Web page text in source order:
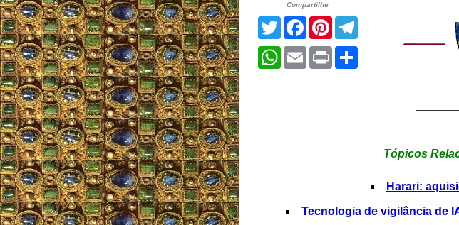
Compartilhe
TwitterFacebook
PinterestTelegram
WhatsApp
EmailPrint Share
Tópicos
Harari:
Tecnologia de vigilância de